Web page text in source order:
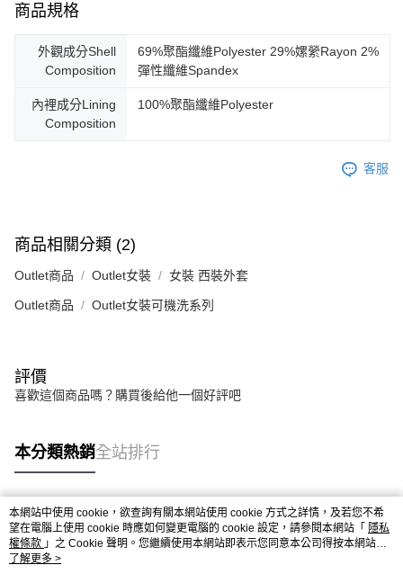
商品規格
外觀成分Shell
Composition
69%聚酯纖維Polyester 29%嫘縈Rayon 2%
彈性纖維Spandex
內裡成分Lining
Composition
100%聚酯纖維Polyester
客服
商品相關分類 (2)
Outlet商品 Outlet女裝 女裝 西裝外套
Outlet商品 Outlet女裝可機洗系列
評價
喜歡這個商品嗎？購買後給他一個好評吧
本分類熱銷全站排行
熱門標籤
本網站中使用 cookie，欲查詢有關本網站使用 cookie 方式之詳情，及若您不希
望在電腦上使用 cookie 時應如何變更電腦的 cookie 設定，請參閱本網站「 隱私
權條款 」之 Cookie 聲明。您繼續使用本網站即表示您同意本公司得按本網站使
用條款之 Cookie 聲明使用 cookie。
了解更多 >